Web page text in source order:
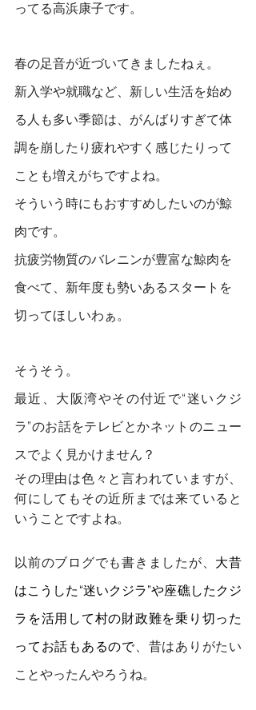
ってる高浜康子です。
春の足音が近づいてきましたねぇ。
新入学や就職など、新しい生活を始め
る人も多い季節は、がんばりすぎて体
調を崩したり疲れやすく感じたりって
ことも増えがちですよね。
そういう時にもおすすめしたいのが鯨
肉です。
抗疲労物質のバレニンが豊富な鯨肉を
食べて、新年度も勢いあるスタートを
切ってほしいわぁ。
そうそう。
最近、大阪湾やその付近で“迷いクジ
ラ”のお話をテレビとかネットのニュー
スでよく見かけません？
その理由は色々と言われていますが、
何にしてもその近所までは来ていると
いうことですよね。
以前のブログでも書きましたが、 大昔
はこうした“迷いクジラ”や座礁したクジ
ラを活用して村の財政難を乗り切った
ってお話もあるので、昔はありがたい
ことやったんやろうね。